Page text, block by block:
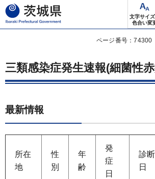
茨城県
文字サイズ
色合い変
ページ番号：74300
三類感染症発生速報(細菌性
最新情報
所在
地
性
別
年
齢
発
症
日
診断
日